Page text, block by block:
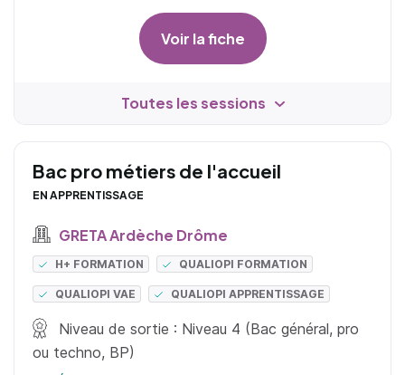
Voir la fiche
Toutes les sessions
Bac pro métiers de l'accueil
EN APPRENTISSAGE
GRETA Ardèche Drôme
H+ FORMATION QUALIOPI FORMATION
QUALIOPI VAE QUALIOPI APPRENTISSAGE
Niveau de sortie : Niveau 4 (Bac général, pro
ou techno, BP)